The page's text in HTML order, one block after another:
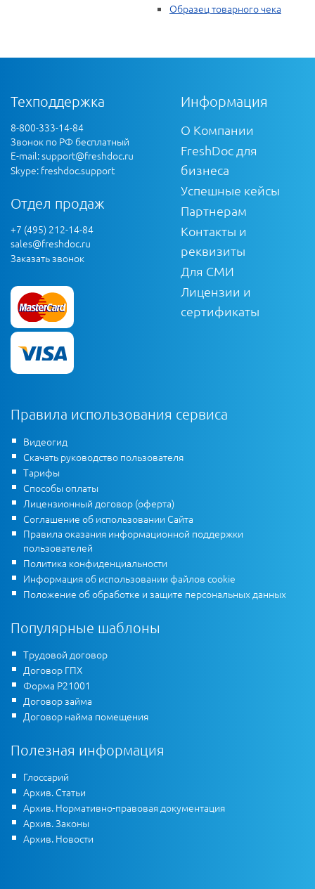
Образец товарного чека
Техподдержка
8-800-333-14-84
Звонок по РФ бесплатный
E-mail:support@freshdoc.ru
Skype: freshdoc.support
Отдел продаж
+7 (495) 212-14-84
sales@freshdoc.ru
Заказать звонок
Информация
О Компании
FreshDoc для
бизнеса
Успешные кейсы
Партнерам
Контакты и
реквизиты
Для СМИ
Лицензии и
сертификаты
Правила использования сервиса
Видеогид
Скачать руководство пользователя
Тарифы
Способы оплаты
Лицензионный договор (оферта)
Соглашение об использовании Сайта
Правила оказания информационной поддержки
пользователей
Политика конфиденциальности
Информация об использовании файлов cookie
Положение об обработке и защите персональных данных
Популярные шаблоны
Трудовой договор
Договор ГПХ
Форма Р21001
Договор займа
Договор найма помещения
Полезная информация
Глоссарий
Архив. Статьи
Архив. Нормативно-правовая документация
Архив. Законы
Архив. Новости